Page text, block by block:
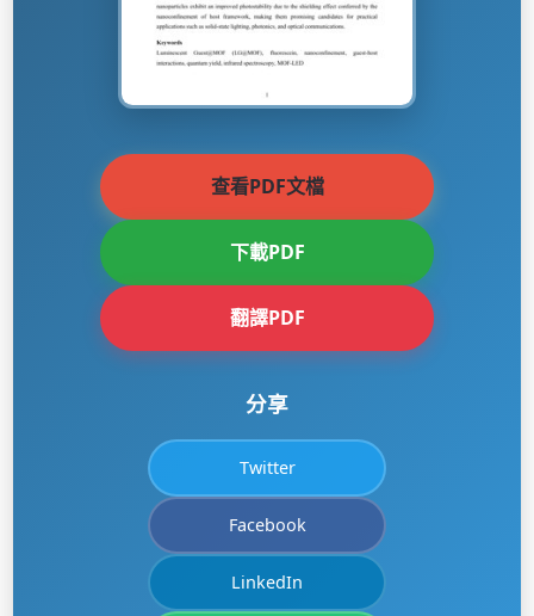
查看PDF文檔
下載PDF
翻譯PDF
分享
Twitter
Facebook
LinkedIn